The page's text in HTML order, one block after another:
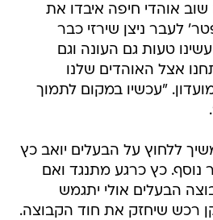
שוב אוהדי חיפה איבדו את
לעבר ניצן שירזי כבר
טעות גם העונה וגם
אצל האוהדים שלנו
"עכשיו במקום לתמוך
ללחוץ על הבעלים יואב כץ
נוסף. כץ כרגע מתנגד ואם
הבעלים אולי יתגמש
רכש שיחזק את חוד הקבוצה.